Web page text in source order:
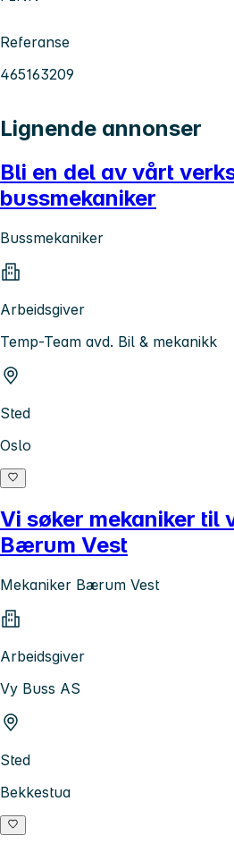
Referanse
465163209
Lignende annonser
Bli en del av vårt
bussmekaniker
Bussmekaniker
Arbeidsgiver
Temp-Team avd. Bil & mekanikk
Sted
Oslo
Vi søker mekaniker til
Bærum Vest
Mekaniker Bærum Vest
Arbeidsgiver
Vy Buss AS
Sted
Bekkestua